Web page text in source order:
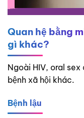
Quan hệ bằng
gì khác?
Ngoài HIV, oral
bệnh xã hội khác.
Bệnh lậu